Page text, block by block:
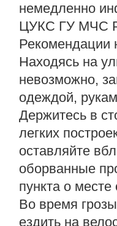
немедленно
ЦУКС ГУ МЧС
Рекомендации
Находясь на
невозможно,
одеждой,
Держитесь в
легких
оставляйте
оборванные
пункта о
Во время
ездить на